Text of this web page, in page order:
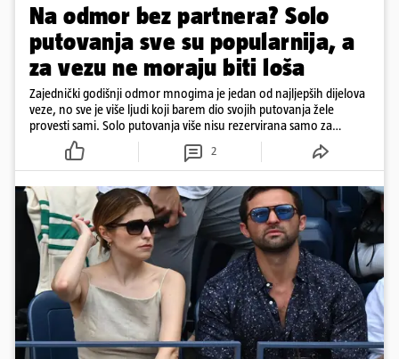
Na odmor bez partnera? Solo
putovanja sve su popularnija, a
za vezu ne moraju biti loša
Zajednički godišnji odmor mnogima je jedan od najljepših dijelova
veze, no sve je više ljudi koji barem dio svojih putovanja žele
provesti sami. Solo putovanja više nisu rezervirana samo za
samce, a činjenica da netko ima partnera ne znači nužno da svako
putovanje moraju planirati zajedno
2